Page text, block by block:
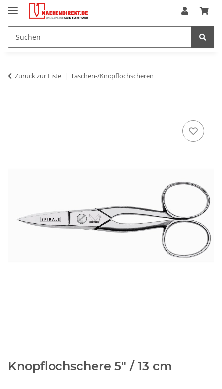
Zurück zur Liste Taschen-/Knopflochscheren
Knopflochschere 5" / 13 cm